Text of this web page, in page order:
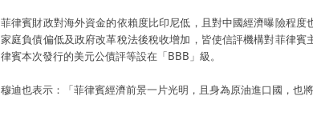
菲律賓財政對海外資金的依賴度比印尼低，且對中國經濟曝險程度
家庭負債偏低及政府改革稅法後稅收增加，皆使信評機構對菲律賓
律賓本次發行的美元公債評等設在「BBB」級。
穆迪也表示：「菲律賓經濟前景一片光明，且身為原油進口國，也